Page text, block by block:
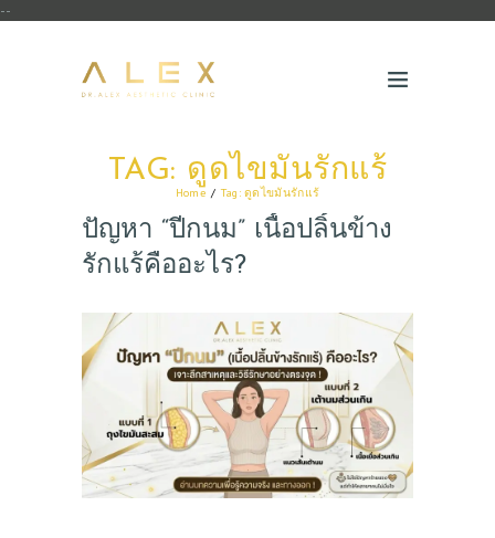
--
TAG: ดูดไขมันรักแร้
Home Tag: ดูดไขมันรักแร้
ปัญหา “ปีกนม” เนื้อปลิ้นข้าง
รักแร้คืออะไร?